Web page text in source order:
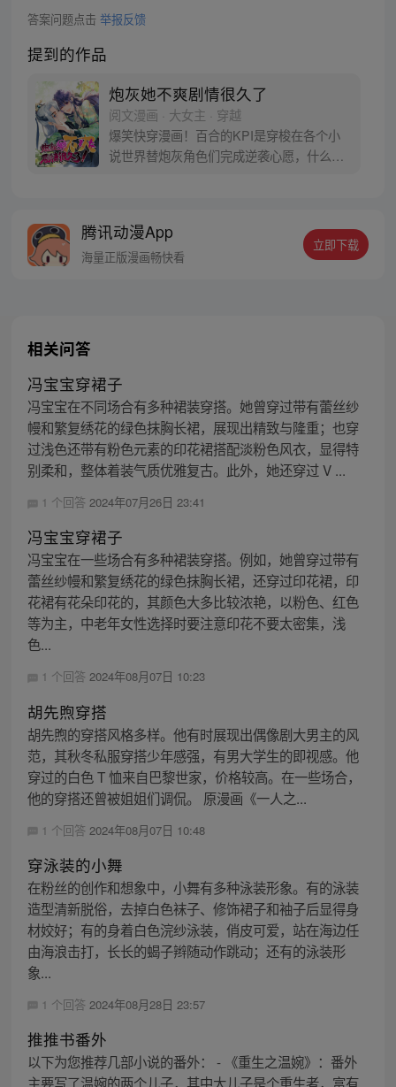
答案问题点击 举报反馈
提到的作品
炮灰她不爽剧情很久了
阅文漫画 · 大女主 · 穿越
爆笑快穿漫画！百合的KPI是穿梭在各个小
说世界替炮灰角色们完成逆袭心愿，什么渣
腾讯动漫App
海量正版漫画畅快看
立即下载
相关问答
冯宝宝穿裙子
冯宝宝在不同场合有多种裙装穿搭。她曾穿过带有蕾丝纱
幔和繁复绣花的绿色抹胸长裙，展现出精致与隆重；也穿
过浅色还带有粉色元素的印花裙搭配淡粉色风衣，显得特
别柔和，整体着装气质优雅复古。此外，她还穿过 V ...
1 个回答 2024年07月26日 23:41
冯宝宝穿裙子
冯宝宝在一些场合有多种裙装穿搭。例如，她曾穿过带有
蕾丝纱幔和繁复绣花的绿色抹胸长裙，还穿过印花裙，印
花裙有花朵印花的，其颜色大多比较浓艳，以粉色、红色
等为主，中老年女性选择时要注意印花不要太密集，浅
色...
1 个回答 2024年08月07日 10:23
胡先煦穿搭
胡先煦的穿搭风格多样。他有时展现出偶像剧大男主的风
范，其秋冬私服穿搭少年感强，有男大学生的即视感。他
穿过的白色 T 恤来自巴黎世家，价格较高。在一些场合，
他的穿搭还曾被姐姐们调侃。 原漫画《一人之...
1 个回答 2024年08月07日 10:48
穿泳装的小舞
在粉丝的创作和想象中，小舞有多种泳装形象。有的泳装
造型清新脱俗，去掉白色袜子、修饰裙子和袖子后显得身
材姣好；有的身着白色浣纱泳装，俏皮可爱，站在海边任
由海浪击打，长长的蝎子辫随动作跳动；还有的泳装形
象...
1 个回答 2024年08月28日 23:57
推推书番外
以下为您推荐几部小说的番外： - 《重生之温婉》：番外
主要写了温婉的两个儿子，其中大儿子是个重生者，富有